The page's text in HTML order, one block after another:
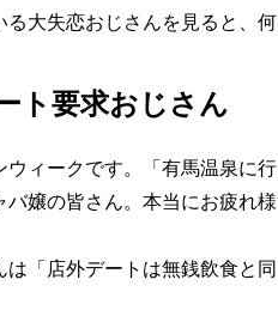
大失恋おじさんを見ると、
ト要求おじさん
ィークです。「有馬温泉に
嬢の皆さん。本当にお疲れ様
「店外デートは無銭飲食と